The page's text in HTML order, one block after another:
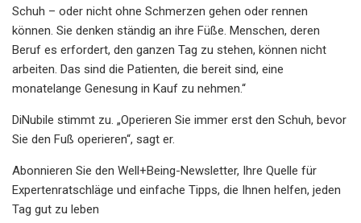
Schuh – oder nicht ohne Schmerzen gehen oder rennen
können. Sie denken ständig an ihre Füße. Menschen, deren
Beruf es erfordert, den ganzen Tag zu stehen, können nicht
arbeiten. Das sind die Patienten, die bereit sind, eine
monatelange Genesung in Kauf zu nehmen.“
DiNubile stimmt zu. „Operieren Sie immer erst den Schuh, bevor
Sie den Fuß operieren“, sagt er.
Abonnieren Sie den Well+Being-Newsletter, Ihre Quelle für
Expertenratschläge und einfache Tipps, die Ihnen helfen, jeden
Tag gut zu leben